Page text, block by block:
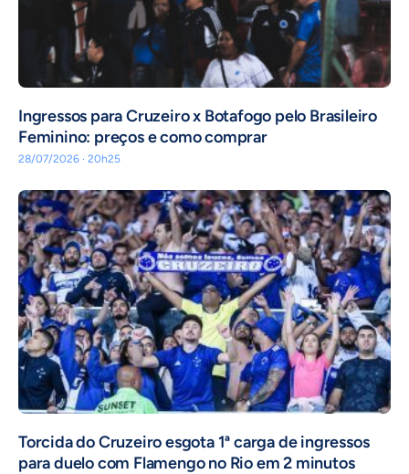
Ingressos para Cruzeiro x Botafogo pelo Brasileiro
Feminino: preços e como comprar
28/07/2026 · 20h25
Torcida do Cruzeiro esgota 1ª carga de ingressos
para duelo com Flamengo no Rio em 2 minutos